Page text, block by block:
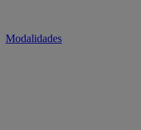
Modalidades